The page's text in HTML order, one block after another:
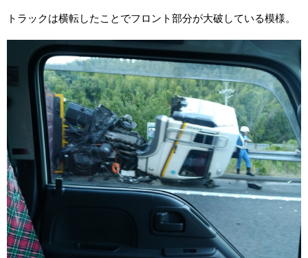
トラックは横転したことでフロント部分が大破している模様。